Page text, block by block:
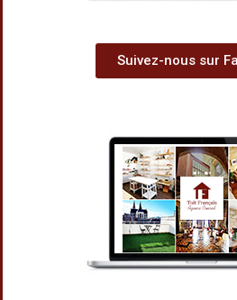
Suivez-nous sur